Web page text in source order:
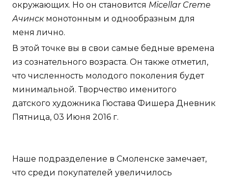
окружающих. Но он становится Micellar Creme
Ачинскмонотонным и однообразным для
меня лично.
В этой точке вы в свои самые бедные времена
из сознательного возраста. Он также отметил,
что численность молодого поколения будет
минимальной. Творчество именитого
датского художника Гюстава Фишера Дневник
Пятница, 03 Июня 2016 г.
Наше подразделение в Смоленске замечает,
что среди покупателей увеличилось